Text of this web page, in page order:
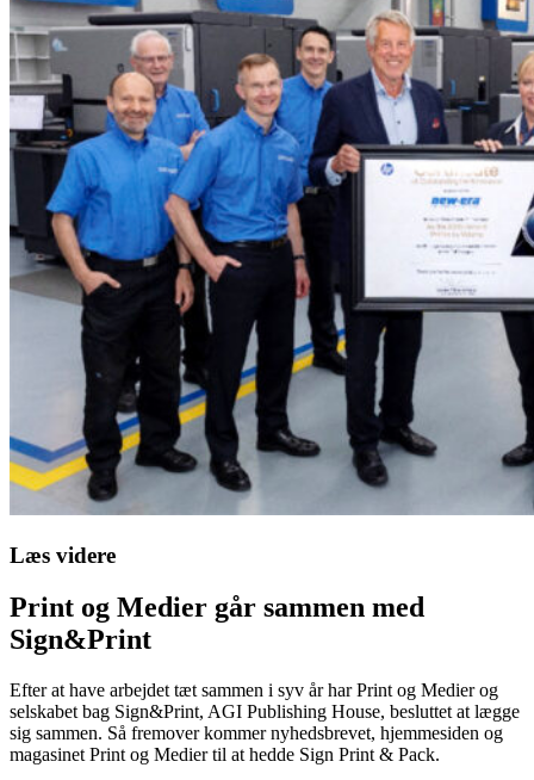
Læs videre
Print og Medier går sammen med
Sign&Print
Efter at have arbejdet tæt sammen i syv år har Print og Medier og
selskabet bag Sign&Print, AGI Publishing House, besluttet at lægge
sig sammen. Så fremover kommer nyhedsbrevet, hjemmesiden og
magasinet Print og Medier til at hedde Sign Print & Pack.